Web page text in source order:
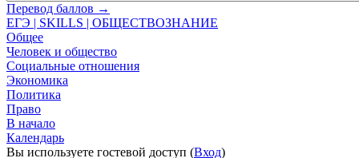
Перевод баллов →
ЕГЭ | SKILLS | ОБЩЕСТВОЗНАНИЕ
Общее
Человек и общество
Социальные отношения
Экономика
Политика
Право
В начало
Календарь
Вы используете гостевой доступ (Вход)